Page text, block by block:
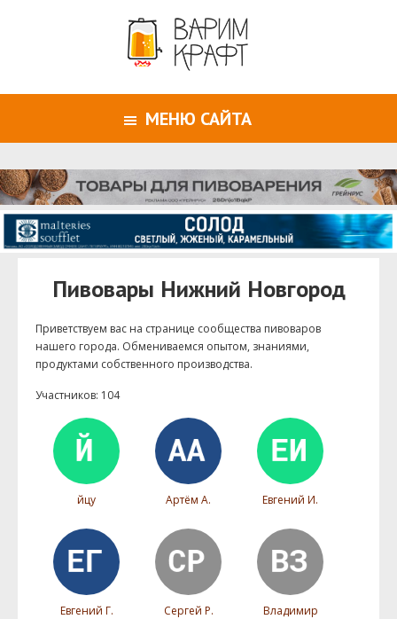
МЕНЮ САЙТА
Пивовары Нижний Новгород
Приветствуем ваc на странице сообщества пивоваров
нашего города. Обмениваемся опытом, знаниями,
продуктами собственного производства.
Участников: 104
йцу Артём А. Евгений И.
Евгений Г. Сергей Р.
Владимир